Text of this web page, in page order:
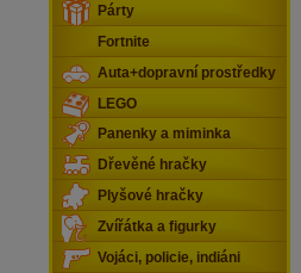
Párty
Fortnite
Auta+dopravní prostředky
LEGO
Panenky a miminka
Dřevěné hračky
Plyšové hračky
Zvířátka a figurky
Vojáci, policie, indiáni